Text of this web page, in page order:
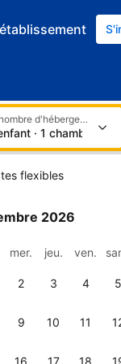
flexibles
2026
mer. jeu. ven.
2 3 4 5
9 10 11
16 17 18
Sélectionnez le nombre d'hébergements et de clients
· 1 chambre
Ocean